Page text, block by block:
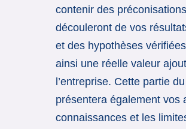
contenir des
découleront de vos
et des hypothèses
ainsi une réelle valeur
l’entreprise. Cette partie
présentera également vos
connaissances et les